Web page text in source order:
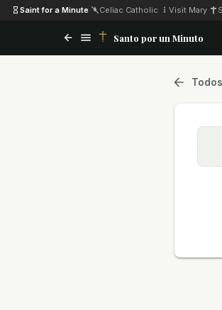
Saint for a Minute Celiac Catholic Visit Mary
Santo por un Minuto